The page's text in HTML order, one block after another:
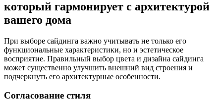
который гармонирует с архитектурой
вашего дома
При выборе сайдинга важно учитывать не только его
функциональные характеристики, но и эстетическое
восприятие. Правильный выбор цвета и дизайна сайдинга
может существенно улучшить внешний вид строения и
подчеркнуть его архитектурные особенности.
Согласование стиля